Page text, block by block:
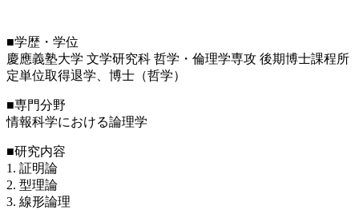
■学歴・学位
慶應義塾大学 文学研究科 哲学・倫理学専攻 後期博士課程所
定単位取得退学、博士（哲学）
■専門分野
情報科学における論理学
■研究内容
1. 証明論
2. 型理論
3. 線形論理